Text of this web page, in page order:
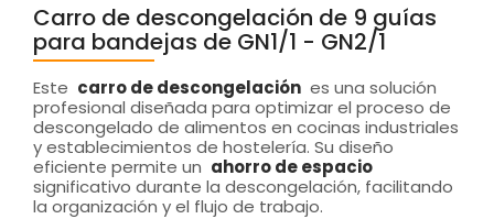
Carro de descongelación de 9 guías
para bandejas de GN1/1 - GN2/1
Este carro de descongelación es una solución
profesional diseñada para optimizar el proceso de
descongelado de alimentos en cocinas industriales
y establecimientos de hostelería. Su diseño
eficiente permite un ahorro de espacio
significativo durante la descongelación, facilitando
la organización y el flujo de trabajo.